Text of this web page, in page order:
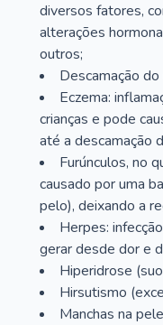
diversos fatores,
alterações
outros;
Descamação
Eczema:
crianças e pode
até a descamação
Furúnculos, no
causado por uma
pelo), deixando a
Herpes:
gerar desde dor e
Hiperidrose
Hirsutismo
Manchas na